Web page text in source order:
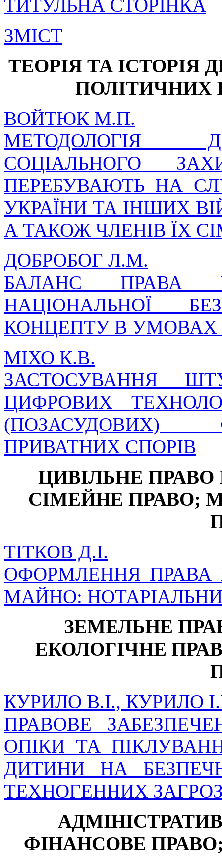
ТИТУЛЬНА СТОРІНКА
ЗМІСТ
ТЕОРІЯ ТА ІСТОРІЯ
ПОЛІТИЧНИХ
ВОЙТЮК М.П.
МЕТОДОЛОГІЯ
СОЦІАЛЬНОГО
ПЕРЕБУВАЮТЬ НА
УКРАЇНИ ТА ІНШИХ
А ТАКОЖ ЧЛЕНІВ ЇХ
ДОБРОБОГ Л.М.
БАЛАНС ПРАВА
НАЦІОНАЛЬНОЇ
КОНЦЕПТУ В
МІХО К.В.
ЗАСТОСУВАННЯ
ЦИФРОВИХ
(ПОЗАСУДОВИХ)
ПРИВАТНИХ СПОРІВ
ЦИВІЛЬНЕ ПРАВО
СІМЕЙНЕ ПРАВО;
ТІТКОВ Д.І.
ОФОРМЛЕННЯ ПРАВА
МАЙНО:
ЗЕМЕЛЬНЕ
ЕКОЛОГІЧНЕ
КУРИЛО В.І., КУРИЛО
ПРАВОВЕ
ОПІКИ ТА
ДИТИНИ НА
ТЕХНОГЕННИХ
ФІНАНСОВЕ